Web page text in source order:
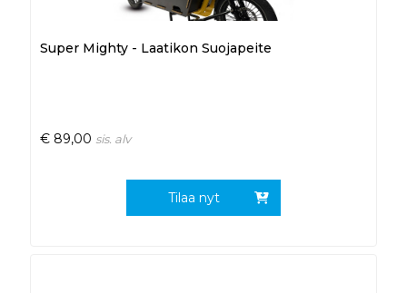
Super Mighty - Laatikon Suojapeite
€ 89,00 sis. alv
Tilaa nyt